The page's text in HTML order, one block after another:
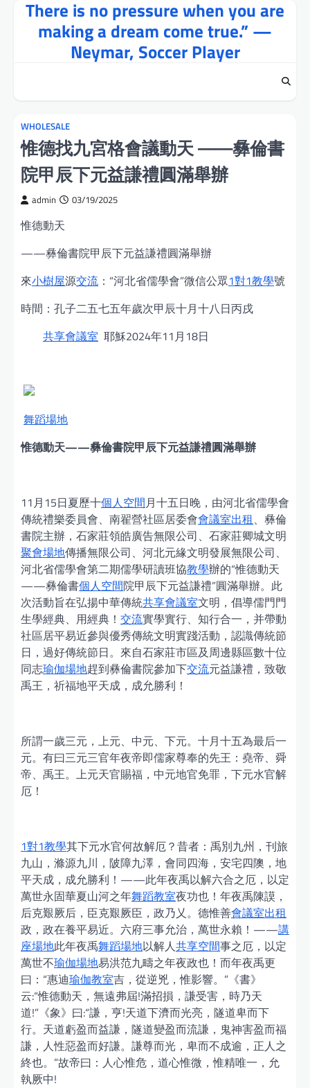
There is no pressure when you are
making a dream come true.” —
Neymar, Soccer Player
WHOLESALE
惟德找九宮格會議動天 ——彝倫書
院甲辰下元益謙禮圓滿舉辦
admin 03/19/2025
惟德動天
——彝倫書院甲辰下元益謙禮圓滿舉辦
來小樹屋源交流 ：“河北省儒學會”微信公眾1對1教學號
時間：孔子二五七五年歲次甲辰十月十八日丙戌
共享會議室 耶穌2024年11月18日
舞蹈場地
惟德動天——彝倫書院甲辰下元益謙禮圓滿舉辦
11月15日夏歷十個人空間月十五日晚，由河北省儒學會
傳統禮樂委員會、南翟營社區居委會會議室出租、彝倫
書院主辦，石家莊領皓廣告無限公司、石家莊卿城文明
聚會場地傳播無限公司、河北元緣文明發展無限公司、
河北省儒學會第二期儒學研讀班協教學辦的“惟德動天
——彝倫書個人空間院甲辰下元益謙禮”圓滿舉辦。此
次活動旨在弘揚中華傳統共享會議室文明，倡導儒門門
生學經典、用經典！ 交流實學實行、知行合一，并帶動
社區居平易近參與優秀傳統文明實踐活動，認識傳統節
日，過好傳統節日。來自石家莊市區及周邊縣區數十位
同志瑜伽場地趕到彝倫書院參加下交流元益謙禮，致敬
禹王，祈福地平天成，成允勝利！
所謂一歲三元，上元、中元、下元。十月十五為最后一
元。有曰三元三官年夜帝即儒家尊奉的先王：堯帝、舜
帝、禹王。上元天官賜福，中元地官免罪，下元水官解
厄！
1對1教學其下元水官何故解厄？昔者：禹別九州，刊旅
九山，滌源九川，陂障九澤，會同四海，安宅四隩，地
平天成，成允勝利！——此年夜禹以解六合之厄，以定
萬世永固華夏山河之年舞蹈教室夜功也！年夜禹陳謨，
后克艱厥后，臣克艱厥臣，政乃乂。德惟善會議室出租
政，政在養平易近。六府三事允治，萬世永賴！——講
座場地此年夜禹舞蹈場地以解人共享空間事之厄，以定
萬世不瑜伽場地易洪范九疇之年夜政也！而年夜禹更
曰：“惠迪瑜伽教室吉，從逆兇，惟影響。”《書》
云:“惟德動天，無遠弗屆!滿招損，謙受害，時乃天
道!”《象》曰:“謙，亨!天道下濟而光亮，隧道卑而下
行。天道虧盈而益謙，隧道變盈而流謙，鬼神害盈而福
謙，人性惡盈而好謙。謙尊而光，卑而不成逾，正人之
終也。”故帝曰：人心惟危，道心惟微，惟精唯一，允
執厥中!